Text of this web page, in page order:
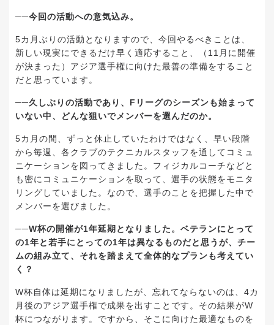
──今回の活動への意気込み。
5カ月ぶりの活動となりますので、今回やるべきことは、
新しい現実にできるだけ早く適応すること、（11月に開催
が決まった）アジア選手権に向けた最善の準備をすること
だと思っています。
──久しぶりの活動であり、Fリーグのシーズンも始まって
いない中、どんな狙いでメンバーを選んだのか。
5カ月の間、ずっと休止していたわけではなく、早い段階
から毎週、各クラブのテクニカルスタッフを通してコミュ
ニケーションを図ってきました。フィジカルコーチなどと
も密にコミュニケーションを取って、選手の状態をモニタ
リングしていました。なので、選手のことを把握した中で
メンバーを選びました。
──W杯の開催が1年延期となりました。ベテランにとって
の1年と若手にとっての1年は異なるものだと思うが、チー
ムの組み立て、それを踏まえて全体的なプランも考えてい
く？
W杯自体は延期になりましたが、忘れてならないのは、4カ
月後のアジア選手権で成果を出すことです。その結果がW
杯につながります。ですから、そこに向けた最適なものを